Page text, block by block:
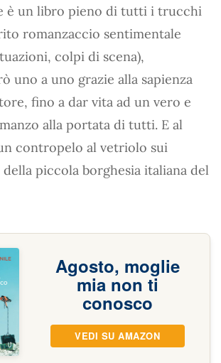
è un libro pieno di tutti i trucchi
romanzaccio sentimentale
colpi di scena),
uno a uno grazie alla sapienza
fino a dar vita ad un vero e
alla portata di tutti. E al
contropelo al vetriolo sui
piccola borghesia italiana del
Agosto, moglie
mia non ti
conosco
VEDI SU AMAZON